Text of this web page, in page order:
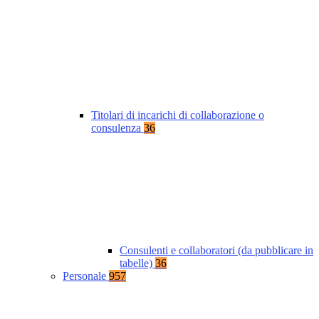
Titolari di incarichi di collaborazione o
consulenza 36
Consulenti e collaboratori (da pubblicare in
tabelle) 36
Personale 957